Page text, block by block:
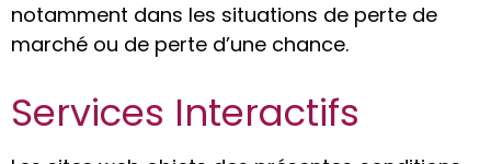
notamment dans les situations de perte de
marché ou de perte d’une chance.
Services Interactifs